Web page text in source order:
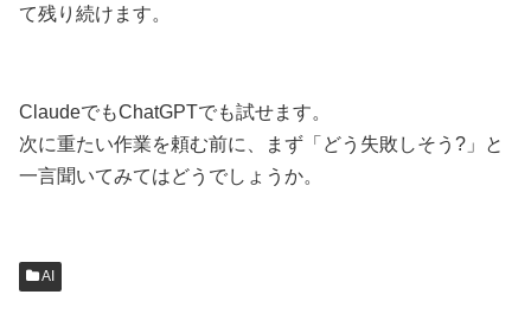
て残り続けます。
ClaudeでもChatGPTでも試せます。
次に重たい作業を頼む前に、まず「どう失敗しそう?」と
一言聞いてみてはどうでしょうか。
AI